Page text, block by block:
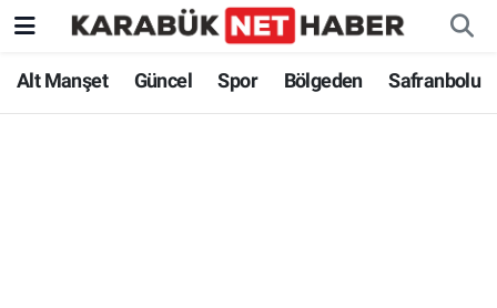
Alt Manşet Güncel Spor Bölgeden Safranbolu